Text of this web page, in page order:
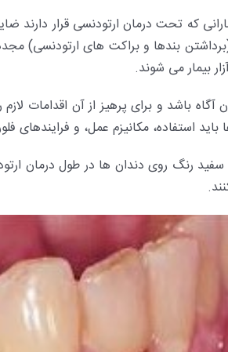
که تحت درمان ارتودنسی قرار
بندها و براکت های ارتودنسی)
بیمار می شوند.
باشد و برای پرهیز از آن اقدامات
استفاده، مکانیزم عمل، و فرایندهای
رنگ روی دندان ها در طول درمان